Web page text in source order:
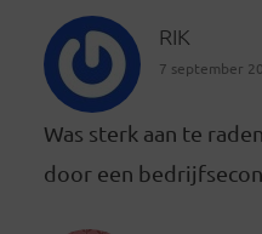
RIK
7 september
Was sterk aan te
door een